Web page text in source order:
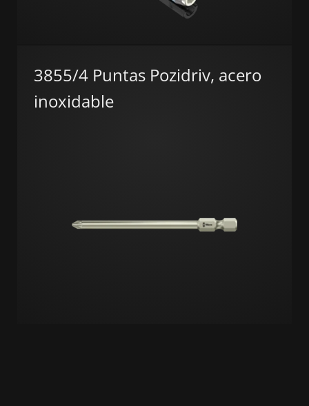
3855/4 Puntas Pozidriv, acero
inoxidable